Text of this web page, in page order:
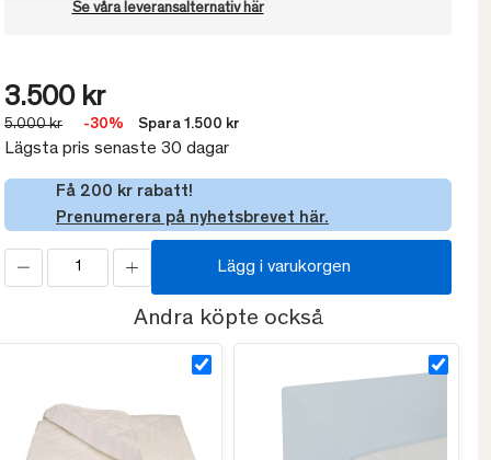
Se våra leveransalternativ här
3.500 kr
5.000 kr -30% Spara 1.500 kr
Lägsta pris senaste 30 dagar
Få 200 kr rabatt!
Prenumerera på nyhetsbrevet här.
Lägg i varukorgen
Andra köpte också